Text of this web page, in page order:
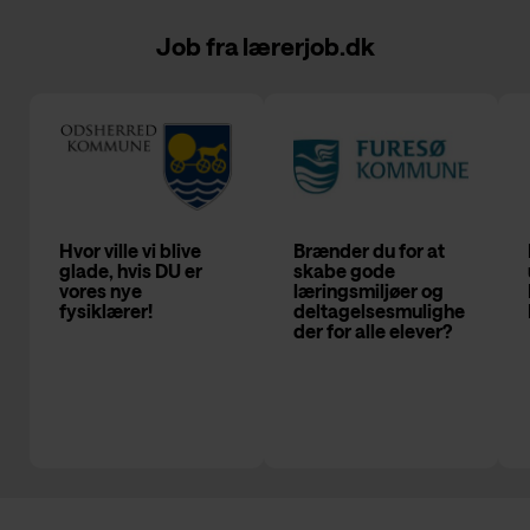
Job fra lærerjob.dk
Hvor ville vi blive
glade, hvis DU er
vores nye
fysiklærer!
Brænder du for at
skabe gode
læringsmiljøer og
deltagelsesmulighe
der for alle elever?